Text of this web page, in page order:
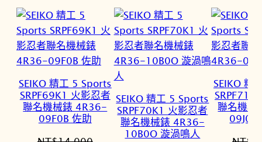
SEIKO 精工 5 Sports
SRPF69K1 火影忍者
聯名機械錶 4R36-
09F0B 佐助
SEIKO 精工 5 Sports
SRPF70K1 火影忍者
聯名機械錶 4R36-
10B0O 漩渦鳴人
SEIKO 精
聯名機
09J0B